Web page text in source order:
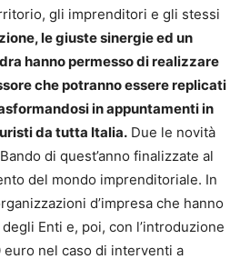
gli imprenditori e gli stessi
le giuste sinergie ed un
hanno permesso di realizzare
che potranno essere replicati
in appuntamenti in
da tutta Italia. Due le novità
di quest’anno finalizzate al
del mondo imprenditoriale. In
d’impresa che hanno
Enti e, poi, con l’introduzione
euro nel caso di interventi a